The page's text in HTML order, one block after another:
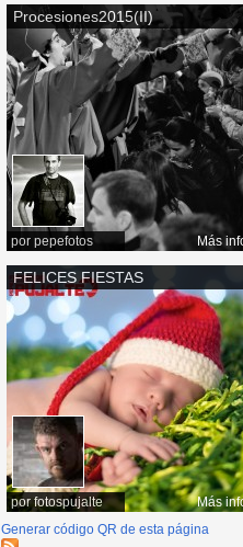
Procesiones2015(II)
por pepefotos Más
FELICES FIESTAS
porfotospujalte Más
Generar código QR de esta página